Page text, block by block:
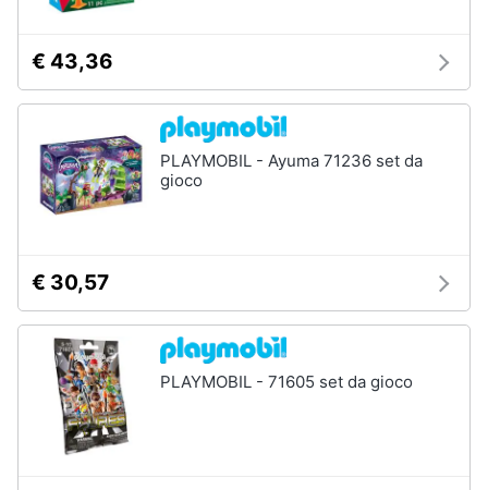
€ 43,36
PLAYMOBIL - Ayuma 71236 set da
gioco
€ 30,57
PLAYMOBIL - 71605 set da gioco